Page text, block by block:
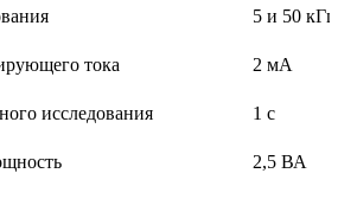
5 и 50 кГц
тока 2 мА
исследования 1 с
2,5 ВА